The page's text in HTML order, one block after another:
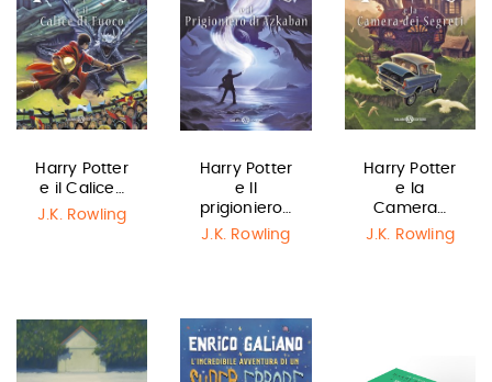
Harry Potter
e il Calice…
J.K. Rowling
Harry Potter
e Il
prigioniero…
J.K. Rowling
Harry Potter
e la
Camera…
J.K. Rowling